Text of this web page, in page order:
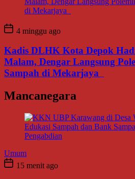
4 minggu ago
Kadis DLHK Kota Depok
Malam, Dengar Langsung
Sampah di Mekarjaya
Mancanegara
Umum
15 menit ago